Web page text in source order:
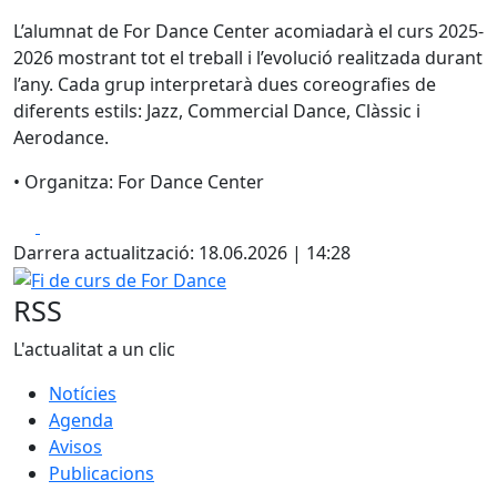
L’alumnat de For Dance Center acomiadarà el curs 2025-
2026 mostrant tot el treball i l’evolució realitzada durant
l’any. Cada grup interpretarà dues coreografies de
diferents estils: Jazz, Commercial Dance, Clàssic i
Aerodance.
• Organitza: For Dance Center
Darrera actualització: 18.06.2026 | 14:28
Fi de curs de For Dance
RSS
L'actualitat a un clic
Notícies
Agenda
Avisos
Publicacions